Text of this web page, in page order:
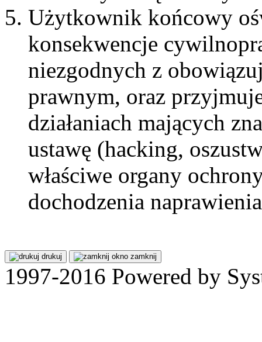
Użytkownik końcowy
konsekwencje
niezgodnych z
prawnym, oraz
działaniach mających
ustawę (hacking,
właściwe organy
dochodzenia
drukuj zamknij
1997-2016 Powered by